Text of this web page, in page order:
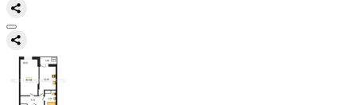
Главная
1-комнатная квартира,
Воронеж, Антонова-Овсеенко ул., д. 35с